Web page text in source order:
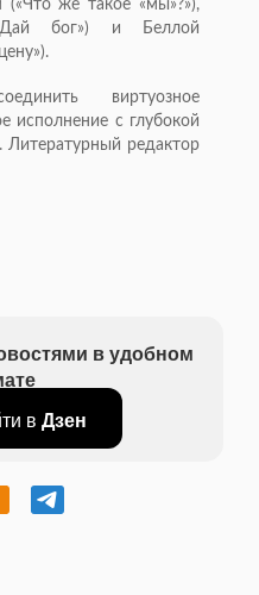
(«Что же такое «мы»?»),
бог») и Беллой
виртуозное
исполнение с глубокой
Литературный редактор
в удобном
в Дзен